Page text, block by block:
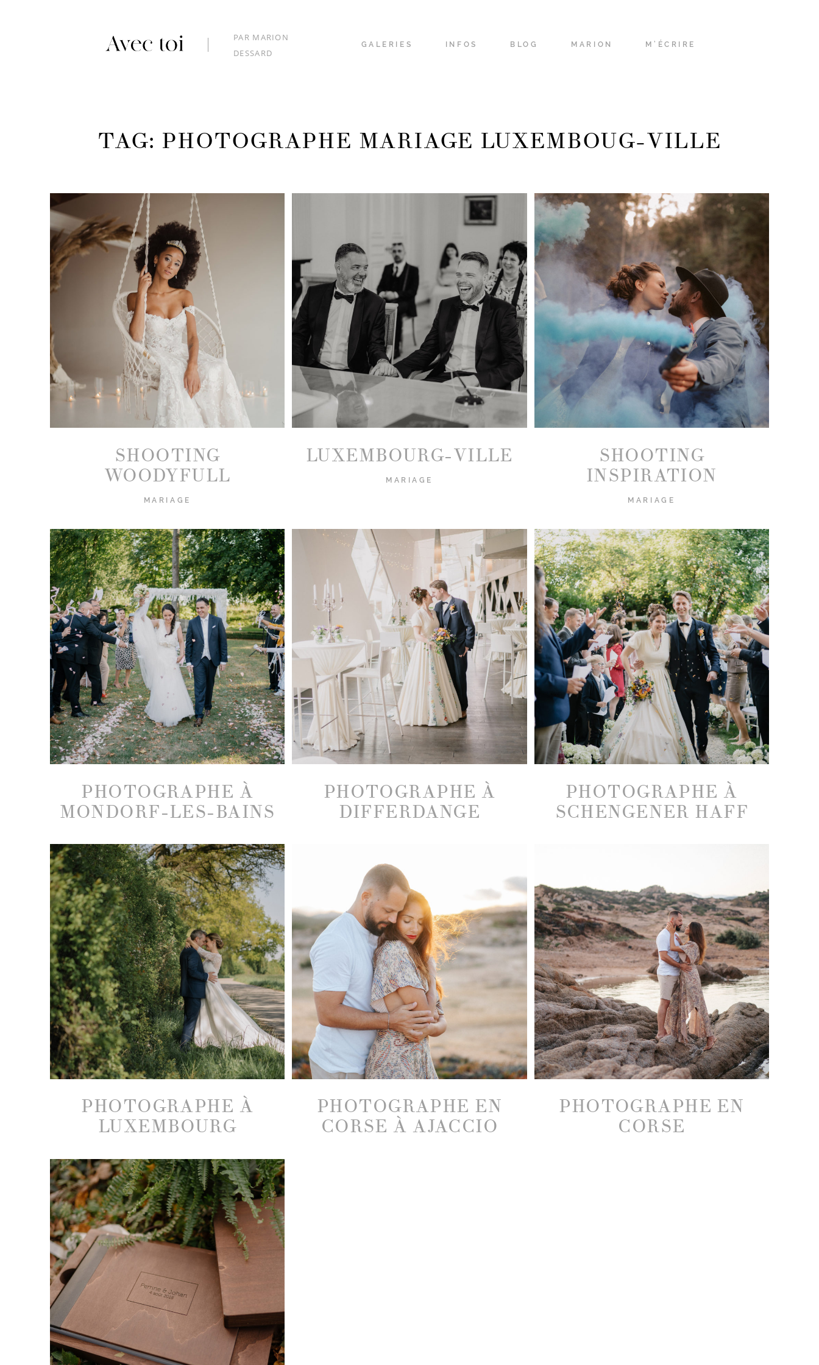
PAR MARION
DESSARD
GALERIES INFOS BLOG MARION M’ÉCRIRE
TAG: PHOTOGRAPHE MARIAGE LUXEMBOUG-VILLE
SHOOTING
WOODYFULL
MARIAGE
LUXEMBOURG-VILLE
MARIAGE
SHOOTING
INSPIRATION
MARIAGE
PHOTOGRAPHE À
MONDORF-LES-BAINS
PHOTOGRAPHE À
DIFFERDANGE
PHOTOGRAPHE À
SCHENGENER HAFF
PHOTOGRAPHE À
LUXEMBOURG
PHOTOGRAPHE EN
CORSE À AJACCIO
PHOTOGRAPHE EN
CORSE